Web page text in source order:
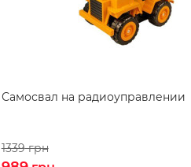
Самосвал на радиоуправлении
1339грн